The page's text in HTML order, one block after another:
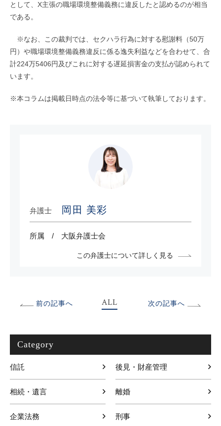
として、X主張の職場環境整備義務に違反したと認めるのが相当
である。
※なお、この裁判では、セクハラ行為に対する慰謝料（50万
円）や職場環境整備義務違反に係る逸失利益などを合わせて、合
計224万5406円及びこれに対する遅延損害金の支払が認められて
います。
※本コラムは掲載日時点の法令等に基づいて執筆しております。
弁護士 岡田 美彩
所属 大阪弁護士会
この弁護士について詳しく見る
前の記事へ ALL 次の記事へ
Category
信託 後見・財産管理
相続・遺言 離婚
企業法務 刑事